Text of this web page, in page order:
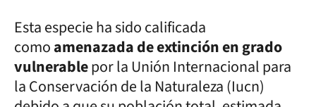
Esta especie ha sido calificada
comoamenazada de extinción en grado
vulnerablepor la Unión Internacional para
la Conservación de la Naturaleza (Iucn)